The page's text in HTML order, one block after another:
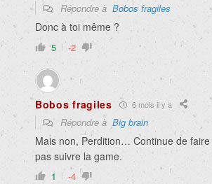
Répondre à Bobos fragiles
Donc à toi même ?
5 -2
Bobos fragiles 6 mois il y a
Répondre à Big brain
Mais non, Perdition… Continue de
pas suivre la game.
1 -4